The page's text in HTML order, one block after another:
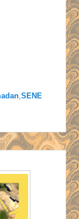
,SENE